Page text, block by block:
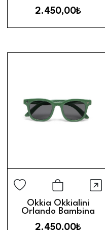
(3-5 Yaş) // Red
2.450,00₺
Sepete
Okkia Okkialini
Orlando Bambina
(3-5 Yaş) // Green
2.450,00₺